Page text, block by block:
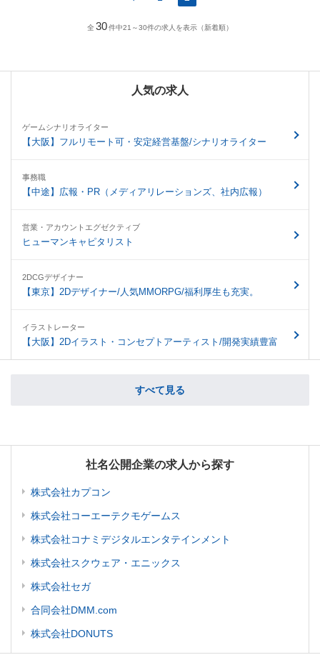
全30件中21～30件の求人を表示（新着順）
人気の求人
ゲームシナリオライター
【大阪】フルリモート可・安定経営基盤/シナリオライター
事務職
【中途】広報・PR（メディアリレーションズ、社内広報）
営業・アカウントエグゼクティブ
ヒューマンキャピタリスト
2DCGデザイナー
【東京】2Dデザイナー/人気MMORPG/福利厚生も充実。
イラストレーター
【大阪】2Dイラスト・コンセプトアーティスト/開発実績豊富
すべて見る
社名公開企業の求人から探す
株式会社カプコン
株式会社コーエーテクモゲームス
株式会社コナミデジタルエンタテインメント
株式会社スクウェア・エニックス
株式会社セガ
合同会社DMM.com
株式会社DONUTS